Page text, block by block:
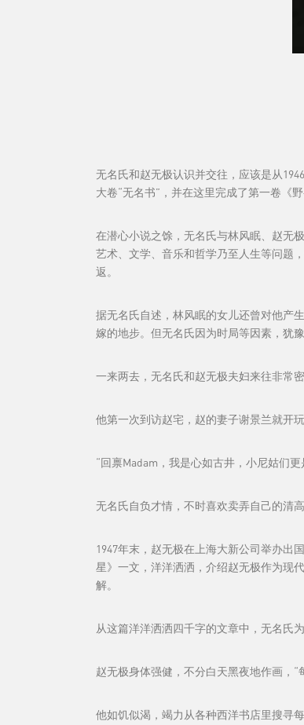
无名氏和赵无极认识并交往，应该是从
大卷“无名书”，并在这里完成了第一卷《
在潜心小说之馀，无名氏与林风眠、赵无
艺术、文学、音乐和哲学乃至人生等问题
返。
据无名氏自述，林风眠的女儿还曾对他产
嫁的地步。但无名氏因为时局等因素，犹
一来两去，无名氏和赵无极夫妇来往非常
他第一次到访赵宅，赵的妻子谢景兰就开
“回禀Madam，我是心如古井，小尼姑们
无名氏自负才情，不时喜欢卖弄自己的清高
1947年末，赵无极在上海大新公司举办
星》一文，洋洋洒洒，介绍赵无极作为现
解。
从这篇洋洋洒洒四千字的文章中，无名氏
赵无极身体强健，不分白天黑夜地作画，
他如饥似渴，竭力从各种西洋书店里搜寻